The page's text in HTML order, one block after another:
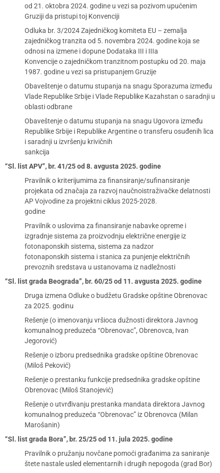
od 21. oktobra 2024. godine u vezi sa pozivom upućenim
Gruziji da pristupi toj Konvenciji
Odluka br. 3/2024 Zajedničkog komiteta EU – zemalja
zajedničkog tranzita od 5. novembra 2024. godine koja se
odnosi na izmene i dopune Dodataka III i IIIa
Konvencije o zajedničkom tranzitnom postupku od 20. maja
1987. godine u vezi sa pristupanjem Gruzije
Obaveštenje o datumu stupanja na snagu Sporazuma između
Vlade Republike Srbije i Vlade Republike Kazahstan o saradnji u
oblasti odbrane
Obaveštenje o datumu stupanja na snagu Ugovora između
Republike Srbije i Republike Argentine o transferu osuđenih lica
i saradnji u izvršenju krivičnih
sankcija
“Sl. list APV”, br. 41/25 od 8. avgusta 2025. godine
Pravilnik o kriterijumima za finansiranje/sufinansiranje
projekata od značaja za razvoj naučnoistraživačke delatnosti
AP Vojvodine za projektni ciklus 2025-2028.
godine
Pravilnik o uslovima za finansiranje nabavke opreme i
izgradnje sistema za proizvodnju električne energije iz
fotonaponskih sistema, sistema za nadzor
fotonaponskih sistema i stanica za punjenje električnih
prevoznih sredstava u ustanovama iz nadležnosti
“Sl. list grada Beograda”, br. 60/25 od 11. avgusta 2025. godine
Druga izmena Odluke o budžetu Gradske opštine Obrenovac
za 2025. godinu
Rešenje (o imenovanju vršioca dužnosti direktora Javnog
komunalnog preduzeća “Obrenovac”, Obrenovca, Ivan
Jegorović)
Rešenje o izboru predsednika gradske opštine Obrenovac
(Miloš Peković)
Rešenje o prestanku funkcije predsednika gradske opštine
Obrenovac (Miloš Stanojević)
Rešenje o utvrđivanju prestanka mandata direktora Javnog
komunalnog preduzeća “Obrenovac” iz Obrenovca (Milan
Marošanin)
“Sl. list grada Bora”, br. 25/25 od 11. jula 2025. godine
Pravilnik o pružanju novčane pomoći građanima za saniranje
štete nastale usled elementarnih i drugih nepogoda (grad Bor)